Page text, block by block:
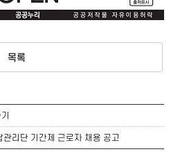
목록
관리단 기간제 근로자 채용 공고